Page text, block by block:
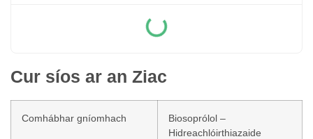
Cur síos ar an Ziac
Comhábhar gníomhach
Biosoprólol –
Hidreachlóirthiazaide